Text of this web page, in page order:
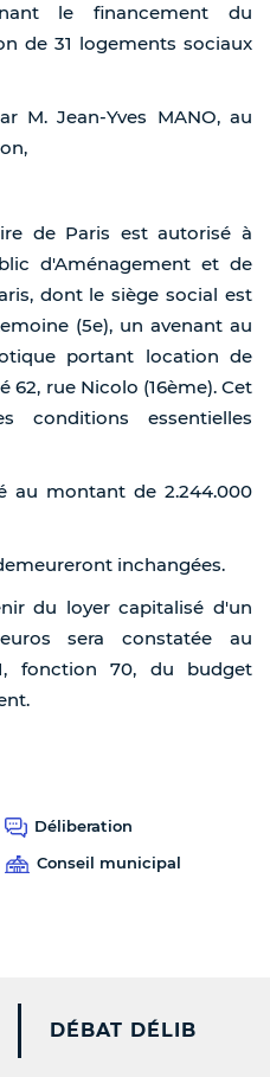
le financement du
de 31 logements sociaux
M. Jean-Yves MANO, au
de Paris est autorisé à
d'Aménagement et de
dont le siège social est
(5e), un avenant au
portant location de
rue Nicolo (16ème). Cet
conditions essentielles
au montant de 2.244.000
inchangées.
du loyer capitalisé d'un
sera constatée au
fonction 70, du budget
Déliberation
Conseil municipal
[NEW
DÉBAT DÉLIB